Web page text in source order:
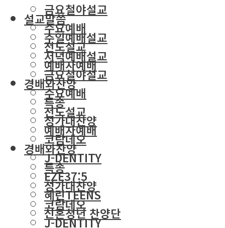
금요철야설교
수요예배
전도설교
예배자예배
경배와찬양
특송
성가대찬양
코람데오
J-DENTITY
EZE37:5
혜린TEENS
신혼청년 찬양단
설교말씀
주일예배설교
저녁예배설교
금요철야설교
수요예배
전도설교
예배자예배
경배와찬양
특송
성가대찬양
코람데오
J-DENTITY